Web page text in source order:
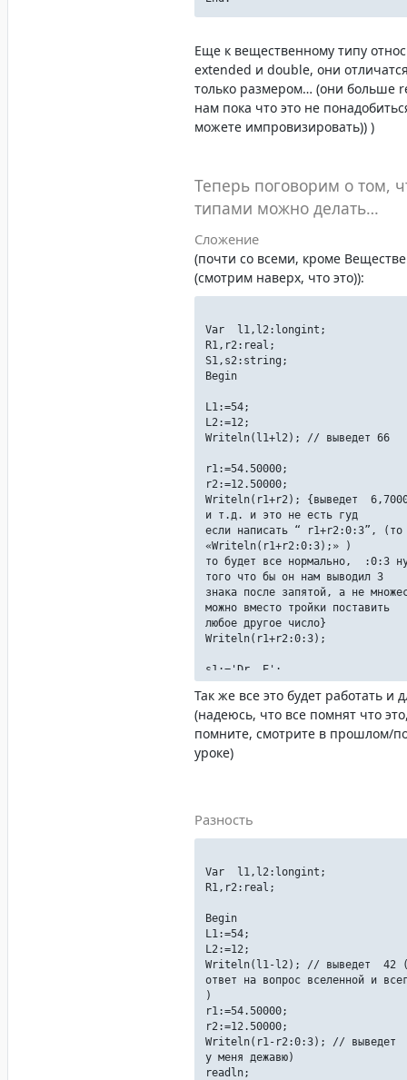
Еще к вещественному типу
extended и double, они
только размером… (они больше
нам пока что это не
можете импровизировать)) )
Теперь поговорим о том,
типами можно делать…
Сложение
(почти со всеми, кроме
(смотрим наверх, что это)):
Var l1,l2:longint;
R1,r2:real;
S1,s2:string;
Begin
L1:=54;
L2:=12;
Writeln(l1+l2); // выведет 66
r1:=54.50000;
r2:=12.50000;
Writeln(r1+r2); {выведет
и т.д. и это не есть гуд
если написать “ r1+r2:0:3”, (то
«Writeln(r1+r2:0:3);» )
то будет все нормально, :0:3
того что бы он нам выводил 3
знака после запятой, а не
можно вместо тройки поставить
любое другое число}
Writeln(r1+r2:0:3);
s1:='Dr. E';
s2:='vil';
Writeln(s1+s2); //выведет
readln;
End.
Так же все это будет работать и
(надеюсь, что все помнят что
помните, смотрите в прошлом/
уроке)
Разность
Var l1,l2:longint;
R1,r2:real;
Begin
L1:=54;
L2:=12;
Writeln(l1-l2); // выведет 42
ответ на вопрос вселенной и
)
r1:=54.50000;
r2:=12.50000;
Writeln(r1-r2:0:3); // выведет
у меня дежавю)
readln;